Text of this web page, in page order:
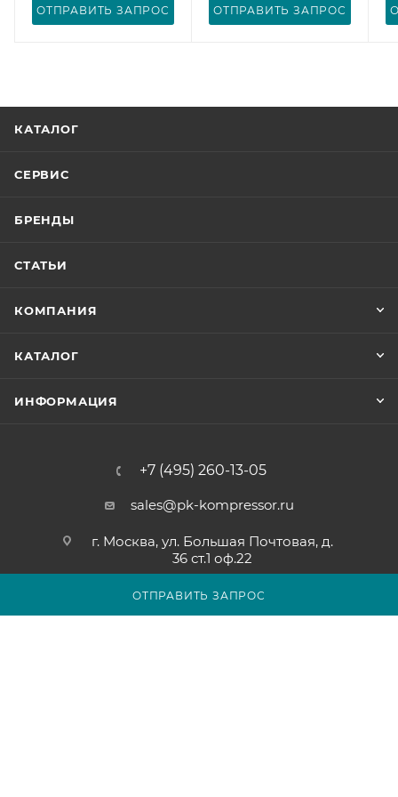
ОТПРАВИТЬ ЗАПРОС
ОТПРАВИТЬ ЗАПРОС ОТПРАВИТЬ ЗАПРОС
КАТАЛОГ
СЕРВИС
БРЕНДЫ
СТАТЬИ
КОМПАНИЯ
КАТАЛОГ
ИНФОРМАЦИЯ
+7 (495) 260-13-05
sales@pk-kompressor.ru
г. Москва, ул. Большая Почтовая, д.
36 ст.1 оф.22